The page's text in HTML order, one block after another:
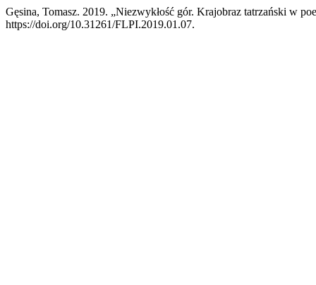
Gęsina, Tomasz. 2019. „Niezwykłość gór. Krajobraz tatrzański w
https://doi.org/10.31261/FLPI.2019.01.07.